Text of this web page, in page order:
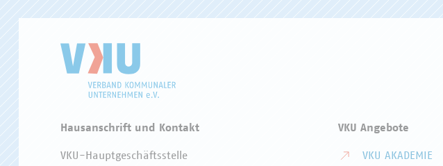
Hausanschrift und Kontakt
VKU-Hauptgeschäftsstelle
VKU Angebote
VKU AKADEMIE